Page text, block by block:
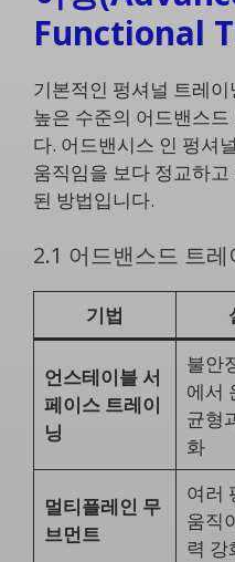
Functional
기본적인 펑셔널 트레
높은 수준의 어드밴스
다. 어드밴시스 인 펑셔
움직임을 보다 정교하
된 방법입니다.
2.1 어드밴스드 트레
기법
언스테이블 서
페이스 트레이
닝
불안
에서
균형
화
멀티플레인 무
브먼트
여러
움직
력 강